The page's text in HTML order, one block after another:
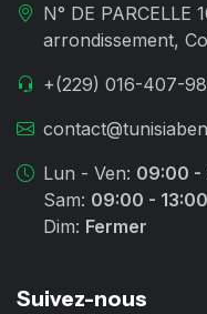
N° DE PARCELLE
arrondissement,
+(229) 016-407-
Lun - Ven: 09:00 -
Sam: 09:00 - 13:00
Dim: Fermer
Suivez-nous